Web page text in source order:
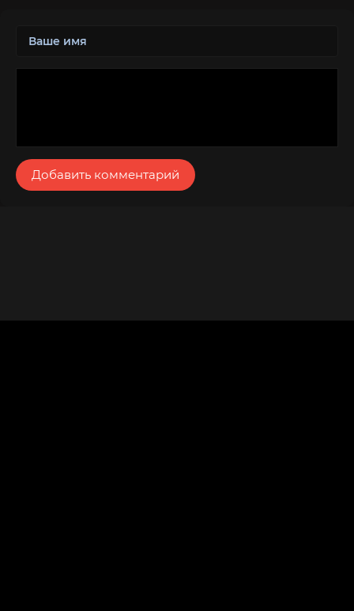
Добавить комментарий